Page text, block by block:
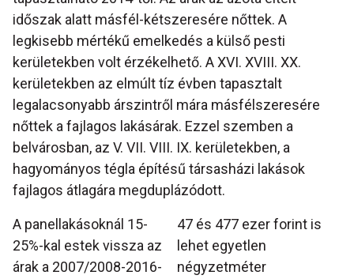
időszak alatt másfél-kétszeresére nőttek. A
legkisebb mértékű emelkedés a külső pesti
kerületekben volt érzékelhető. A XVI. XVIII. XX.
kerületekben az elmúlt tíz évben tapasztalt
legalacsonyabb árszintről mára másfélszeresére
nőttek a fajlagos lakásárak. Ezzel szemben a
belvárosban, az V. VII. VIII. IX. kerületekben, a
hagyományos tégla építésű társasházi lakások
fajlagos átlagára megduplázódott.
47 és 477 ezer forint is
lehet egyetlen
négyzetméter
A panellakásoknál 15-
25%-kal estek vissza az
árak a 2007/2008-2016-